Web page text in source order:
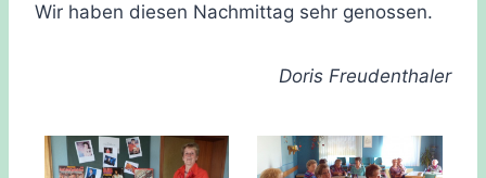
Wir haben diesen Nachmittag sehr genossen.
Doris Freudenthaler